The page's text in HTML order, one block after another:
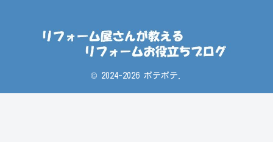
© 2024-2026 ポテポテ.